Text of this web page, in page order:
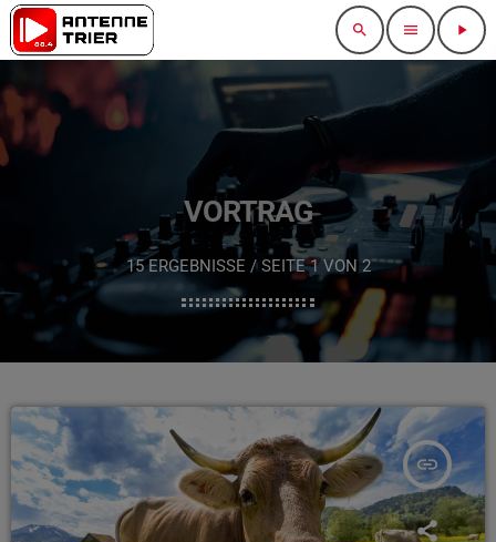
search menu play_arrow
VORTRAG
15 ERGEBNISSE / SEITE 1 VON 2
insert_link